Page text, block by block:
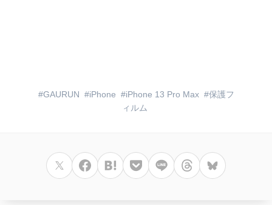
GAURUN iPhone iPhone 13 Pro Max
保護フ
ィルム